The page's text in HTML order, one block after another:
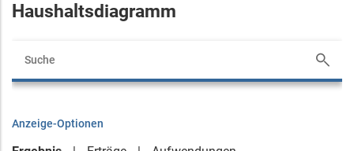
Haushaltsdiagramm
Anzeige-Optionen